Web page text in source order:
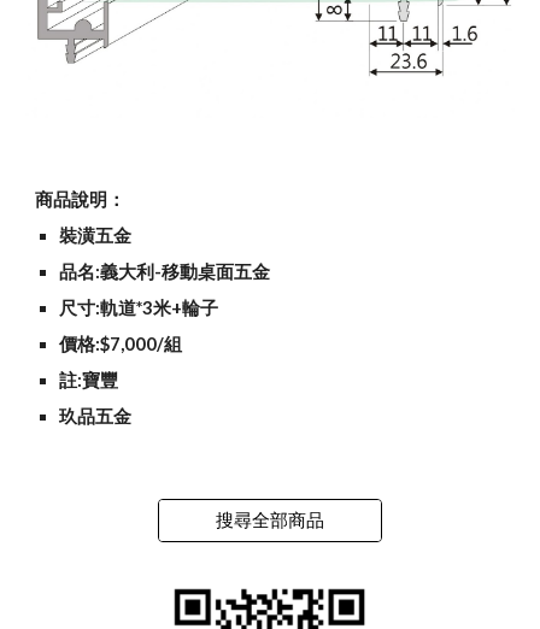
商品說明：
裝潢五金
品名:義大利-移動桌面五金
尺寸:軌道*3米+輪子
價格:$7,000/組
註:寶豐
玖品五金
搜尋全部商品